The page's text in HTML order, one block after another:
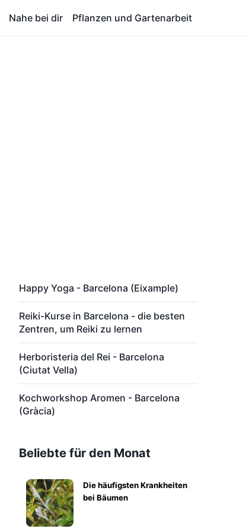
Nahe bei dir Pflanzen und Gartenarbeit
Happy Yoga - Barcelona (Eixample)
Reiki-Kurse in Barcelona - die besten
Zentren, um Reiki zu lernen
Herboristeria del Rei - Barcelona
(Ciutat Vella)
Kochworkshop Aromen - Barcelona
(Gràcia)
Beliebte für den Monat
Die häufigsten Krankheiten
bei Bäumen